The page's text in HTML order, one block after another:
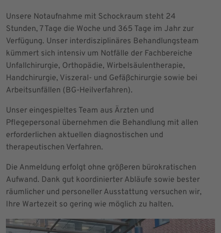
Unsere Notaufnahme mit Schockraum steht 24
Stunden, 7 Tage die Woche und 365 Tage im Jahr zur
Verfügung. Unser interdisziplinäres Behandlungsteam
kümmert sich intensiv um Notfälle der Fachbereiche
Unfallchirurgie, Orthopädie, Wirbelsäulentherapie,
Handchirurgie, Viszeral- und Gefäßchirurgie sowie bei
Arbeitsunfällen (BG-Heilverfahren).
Unser eingespieltes Team aus Ärzten und
Pflegepersonal übernehmen die Behandlung mit allen
erforderlichen aktuellen diagnostischen und
therapeutischen Verfahren.
Die Anmeldung erfolgt ohne größeren bürokratischen
Aufwand. Dank gut koordinierter Abläufe sowie bester
räumlicher und personeller Ausstattung versuchen wir,
Ihre Wartezeit so gering wie möglich zu halten.